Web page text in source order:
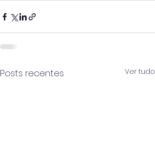
Posts recentes Ver tudo